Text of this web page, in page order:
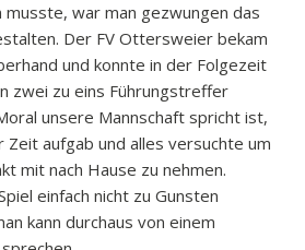
musste, war man gezwungen das
Der FV Ottersweier bekam
und konnte in der Folgezeit
zwei zu eins Führungstreffer
unsere Mannschaft spricht ist,
Zeit aufgab und alles versuchte um
mit nach Hause zu nehmen.
einfach nicht zu Gunsten
kann durchaus von einem